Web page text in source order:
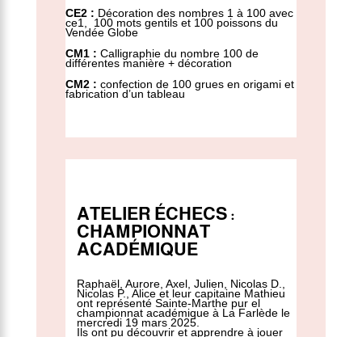
CE2 : Décoration des nombres 1 à 100 avec
ce1, 100 mots gentils et 100 poissons du
Vendée Globe
CM1 : Calligraphie du nombre 100 de
différentes manière + décoration
CM2 : confection de 100 grues en origami et
fabrication d’un tableau
ATELIER ÉCHECS :
CHAMPIONNAT
ACADÉMIQUE
Raphaël, Aurore, Axel, Julien, Nicolas D.,
Nicolas P., Alice et leur capitaine Mathieu
ont représenté Sainte-Marthe pur el
championnat académique à La Farlède le
mercredi 19 mars 2025.
Ils ont pu découvrir et apprendre à jouer